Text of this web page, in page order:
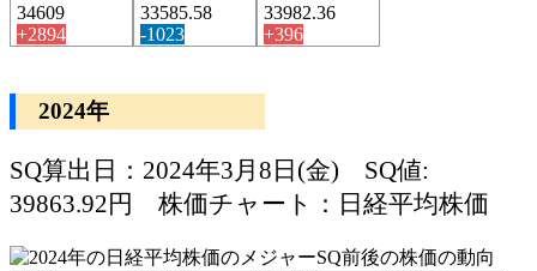
34609
+2894
33585.58
-1023
33982.36
+396
2024年
SQ算出日：2024年3月8日(金) SQ値:
39863.92円 株価チャート：日経平均株価